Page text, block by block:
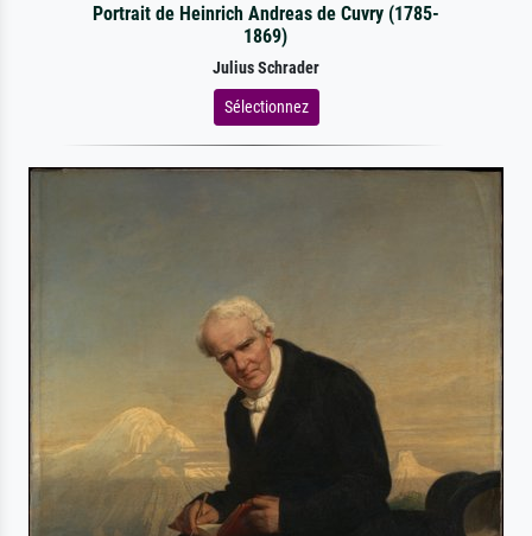
Portrait de Heinrich Andreas de Cuvry (1785-
1869)
Julius Schrader
Sélectionnez